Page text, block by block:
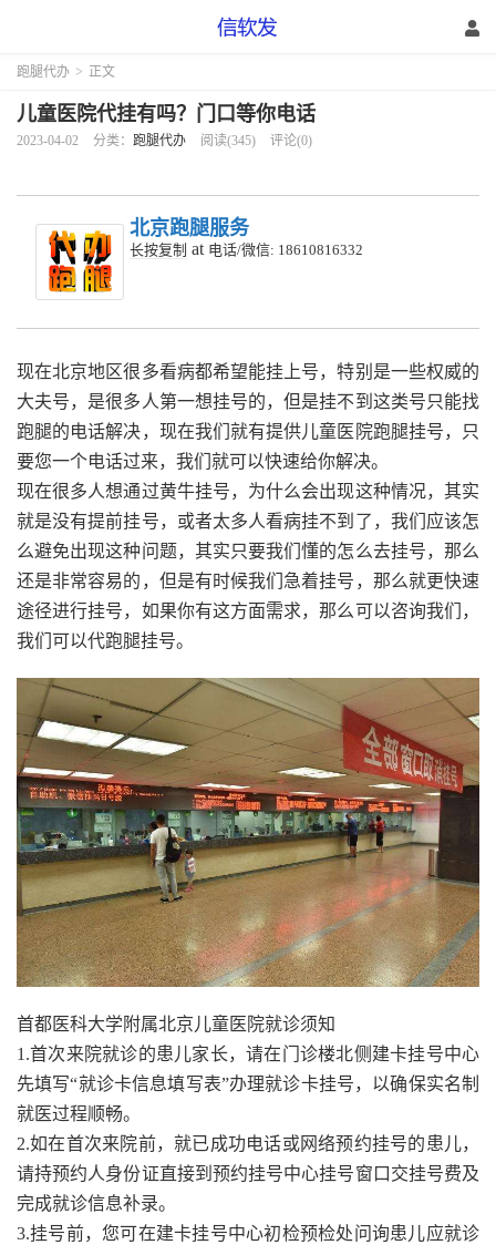
跑腿代办 > 正文
儿童医院代挂有吗？门口等你电话
2023-04-02 分类： 跑腿代办 阅读(345) 评论(0)
北京跑腿服务
长按复制 at 电话/微信: 18610816332
现在北京地区很多看病都希望能挂上号，特别是一些权威的
大夫号，是很多人第一想挂号的，但是挂不到这类号只能找
跑腿的电话解决，现在我们就有提供儿童医院跑腿挂号，只
要您一个电话过来，我们就可以快速给你解决。
现在很多人想通过黄牛挂号，为什么会出现这种情况，其实
就是没有提前挂号，或者太多人看病挂不到了，我们应该怎
么避免出现这种问题，其实只要我们懂的怎么去挂号，那么
还是非常容易的，但是有时候我们急着挂号，那么就更快速
途径进行挂号，如果你有这方面需求，那么可以咨询我们，
我们可以代跑腿挂号。
首都医科大学附属北京儿童医院就诊须知
1.首次来院就诊的患儿家长，请在门诊楼北侧建卡挂号中心
先填写“就诊卡信息填写表”办理就诊卡挂号，以确保实名制
就医过程顺畅。
2.如在首次来院前，就已成功电话或网络预约挂号的患儿，
请持预约人身份证直接到预约挂号中心挂号窗口交挂号费及
完成就诊信息补录。
3.挂号前，您可在建卡挂号中心初检预检处问询患儿应就诊